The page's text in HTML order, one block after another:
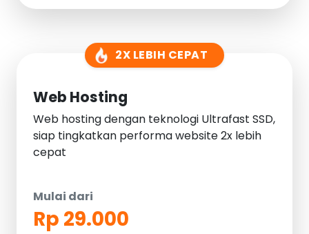
2X LEBIH CEPAT
Web Hosting
Web hosting dengan teknologi Ultrafast SSD,
siap tingkatkan performa website 2x lebih
cepat
Mulai dari
Rp 29.000